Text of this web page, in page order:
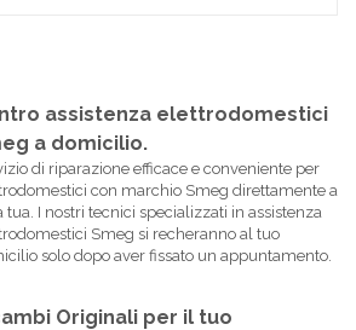
assistenza elettrodomestici
a domicilio.
di riparazione efficace e conveniente per
con marchio Smeg direttamente a
tua. I nostri tecnici specializzati in assistenza
Smeg si recheranno al tuo
solo dopo aver fissato un appuntamento.
Originali per il tuo